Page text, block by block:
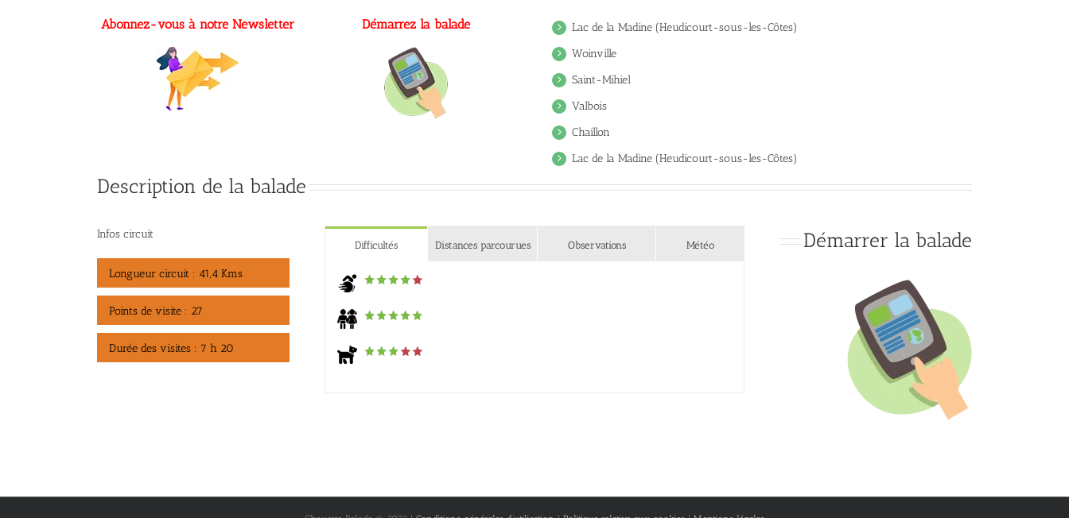
Abonnez-vous à notre Newsletter Démarrez la balade
Lac de la Madine (Heudicourt-sous-les-Côtes)
Woinville
Saint-Mihiel
Valbois
Chaillon
Lac de la Madine (Heudicourt-sous-les-Côtes)
Description de la balade
Infos circuit
Longueur circuit : 41,4 Kms
Points de visite : 27
Durée des visites : 7 h 20
Difficultés Distances parcourues Observations Météo Démarrer la balade